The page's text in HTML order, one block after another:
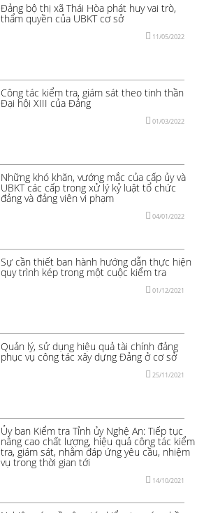
Đảng bộ thị xã Thái Hòa phát huy vai trò,
thẩm quyền của UBKT cơ sở
11/05/2022
Công tác kiểm tra, giám sát theo tinh thần
Đại hội XIII của Đảng
01/03/2022
Những khó khăn, vướng mắc của cấp ủy và
UBKT các cấp trong xử lý kỷ luật tổ chức
đảng và đảng viên vi phạm
04/01/2022
Sự cần thiết ban hành hướng dẫn thực hiện
quy trình kép trong một cuộc kiểm tra
01/12/2021
Quản lý, sử dụng hiệu quả tài chính đảng
phục vụ công tác xây dựng Đảng ở cơ sở
25/11/2021
Ủy ban Kiểm tra Tỉnh ủy Nghệ An: Tiếp tục
nâng cao chất lượng, hiệu quả công tác kiểm
tra, giám sát, nhằm đáp ứng yêu cầu, nhiệm
vụ trong thời gian tới
14/10/2021